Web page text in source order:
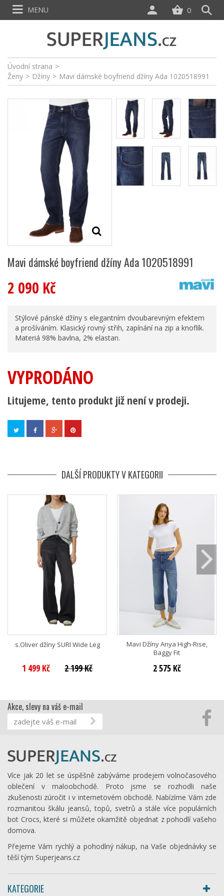
Úvodní strana >
Ženy > Džíny > Mavi dámské boyfriend džíny Ada 1020518991
Mavi dámské boyfriend džíny Ada 1020518991
2 090 Kč
Stýlové pánské džíny s elegantním dvoubarevným efektem
a prošíváním. Klasický rovný střih, zapínání na zip a knoflík.
Materiá 98% bavlna, 2% elastan.
VYPRODÁNO
Litujeme, tento produkt již není v prodeji.
DALŠÍ PRODUKTY V KATEGORII
s.Oliver džíny SURI Wide Leg
1 499 Kč 2 199 Kč
Mavi Džíny Anya High-Rise,
Baggy Fit
2 575 Kč
0
MENU
Akce, slevy na váš e-mail
Více jak 20 let se úspěšně zabýváme prodejem volnočasového
oblečení v maloobchodě. Proto jsme se rozhodli naše
zkušenosti zúročit i v internetovém obchodě. Nabízíme Vám zde
rozmanitou škálu jeansů, topů, svetrů a stále více populárních
bot Crocs, které si můžete okamžitě objednat z pohodlí vašeho
domova.
Přejeme Vám rychlý a pohodlný nákup, na Vaše objednávky se
těší tým Superjeans.cz
KATEGORIE